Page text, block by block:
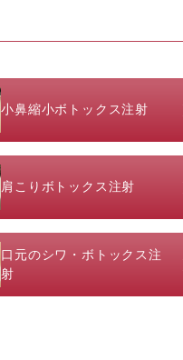
小鼻縮小ボトックス注射
肩こりボトックス注射
口元のシワ・ボトックス注
射